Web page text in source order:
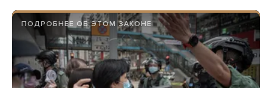
ПОДРОБНЕЕ ОБ ЭТОМ ЗАКОНЕ